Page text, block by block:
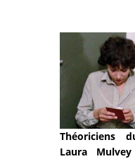
Théoriciens
Laura